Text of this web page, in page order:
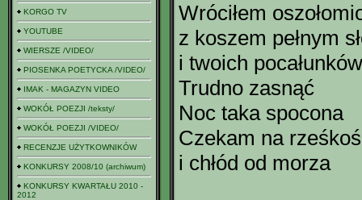
KORGO TV
YOUTUBE
WIERSZE /VIDEO/
PIOSENKA POETYCKA /VIDEO/
IMAK - MAGAZYN VIDEO
WOKÓŁ POEZJI /teksty/
WOKÓŁ POEZJI /VIDEO/
RECENZJE UŻYTKOWNIKÓW
KONKURSY 2008/10 (archiwum)
KONKURSY KWARTAŁU 2010 -
2012
Wróciłem
z koszem pełnym
i twoich pocałunków
Trudno zasnąć
Noc taka spocona
Czekam na
i chłód od morza